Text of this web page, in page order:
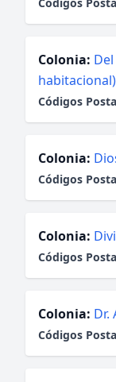
Colonia:
habitacional)
Códigos
Colonia:
Códigos
Colonia:
Códigos
Colonia: Dr.
Códigos